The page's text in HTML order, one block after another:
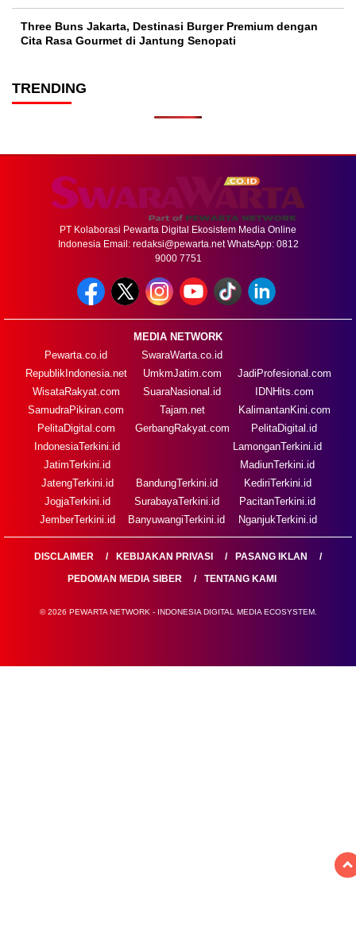
Three Buns Jakarta, Destinasi Burger Premium dengan
Cita Rasa Gourmet di Jantung Senopati
TRENDING
PT Kolaborasi Pewarta Digital Ekosistem Media Online
Indonesia Email: redaksi@pewarta.netWhatsApp: 0812
9000 7751
MEDIA NETWORK
Pewarta.co.id
RepublikIndonesia.net
WisataRakyat.com
SamudraPikiran.com
PelitaDigital.com
SwaraWarta.co.id
UmkmJatim.com
SuaraNasional.id
Tajam.net
GerbangRakyat.com
JadiProfesional.com
IDNHits.com
KalimantanKini.com
PelitaDigital.id
IndonesiaTerkini.id
JatimTerkini.id
JatengTerkini.id
JogjaTerkini.id
JemberTerkini.id
BandungTerkini.id
SurabayaTerkini.id
BanyuwangiTerkini.id
LamonganTerkini.id
MadiunTerkini.id
KediriTerkini.id
PacitanTerkini.id
NganjukTerkini.id
DISCLAIMER KEBIJAKAN PRIVASI
PASANG IKLAN
PEDOMAN MEDIA SIBER
TENTANG KAMI
© 2026 PEWARTA NETWORK - INDONESIA DIGITAL MEDIA ECOSYSTEM.